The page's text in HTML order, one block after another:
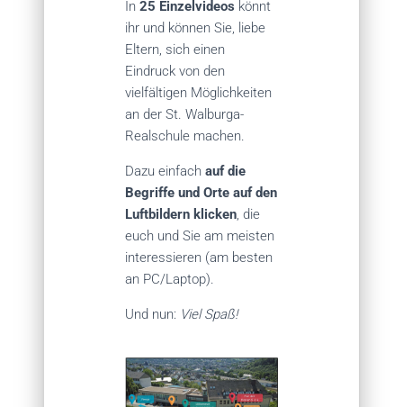
In 25 Einzelvideos könnt
ihr und können Sie, liebe
Eltern, sich einen
Eindruck von den
vielfältigen Möglichkeiten
an der St. Walburga-
Realschule machen.
Dazu einfach auf die
Begriffe und Orte auf den
Luftbildern klicken, die
euch und Sie am meisten
interessieren (am besten
an PC/Laptop).
Und nun: Viel Spaß!